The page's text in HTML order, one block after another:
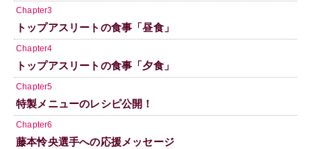
Chapter3
トップアスリートの食事「昼食」
Chapter4
トップアスリートの食事「夕食」
Chapter5
特製メニューのレシピ公開！
Chapter6
藤本怜央選手への応援メッセージ